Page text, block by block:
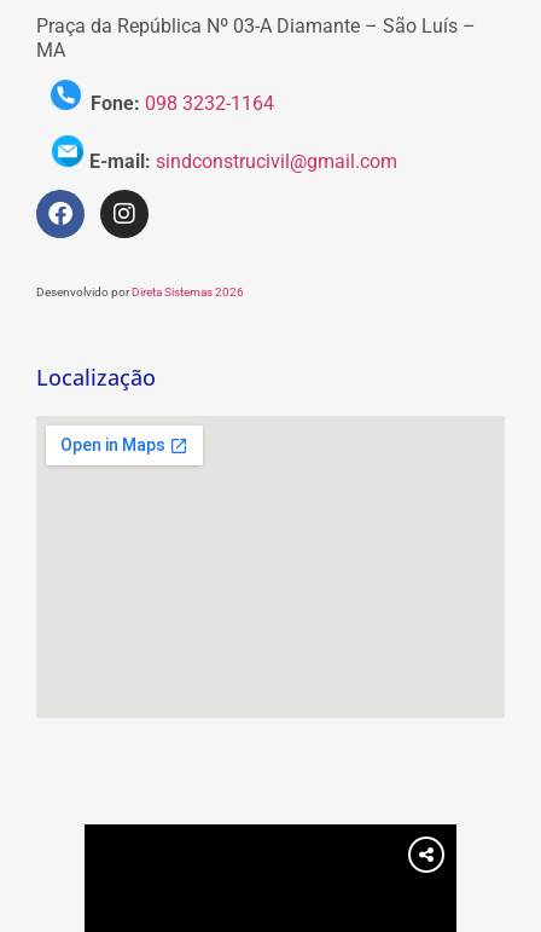
Praça da República Nº 03-A Diamante – São Luís –
MA
Fone: 098 3232-1164
E-mail: sindconstrucivil@gmail.com
Desenvolvido porDireta Sistemas 2026
Localização